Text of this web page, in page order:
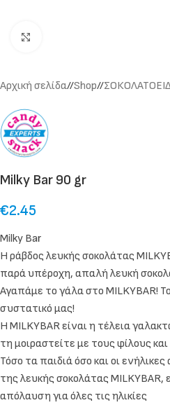
Αρχική σελίδα/ Shop/
Milky Bar 90 gr
€2.45
Milky Bar
Η ράβδος λευκής σοκολάτας
παρά υπέροχη, απαλή λευκή
Αγαπάμε το γάλα στο MILKYBAR!
συστατικό μας!
Η MILKYBAR είναι η τέλεια
τη μοιραστείτε με τους φίλους
Τόσο τα παιδιά όσο και οι
της λευκής σοκολάτας MILKYBAR,
απόλαυση για όλες τις ηλικίες